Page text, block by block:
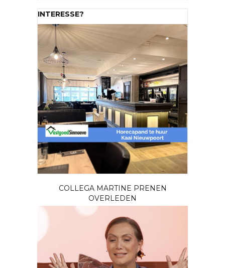
INTERESSE?
COLLEGA MARTINE PRENEN
OVERLEDEN